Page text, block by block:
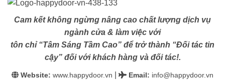
Cam kết không ngừng nâng cao chất lượng dịch vụ
ngành cửa & làm việc với
tôn chỉ “Tâm Sáng Tầm Cao” để trở thành “Đối tác tin
cậy” đối với khách hàng và đối tác!.
Website: www.happydoor.vn Email: info@happydoor.vn